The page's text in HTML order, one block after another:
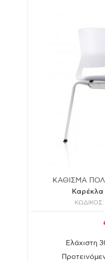
ΚΑΘΙΣΜΑ
Καρέκλα
ΚΩΔΙΚΟΣ:
Ελάχιστη